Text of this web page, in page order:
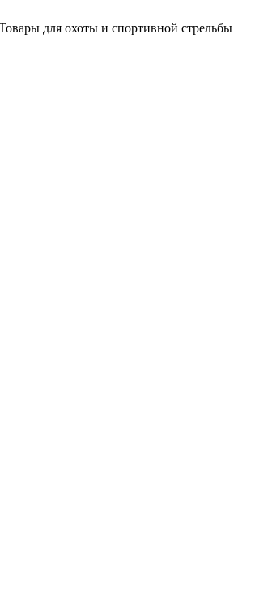
для охоты и спортивной стрельбы